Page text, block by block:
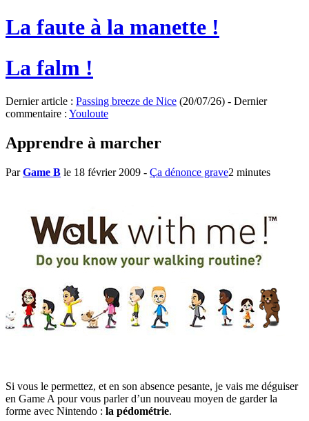
La faute à la manette !
La falm !
Dernier article : Passing breeze de Nice (20/07/26) - Dernier
commentaire : Youloute
Apprendre à marcher
ParGame B le 18 février 2009 - Ça dénonce grave2 minutes
Si vous le permettez, et en son absence pesante, je vais me déguiser
en Game A pour vous parler d’un nouveau moyen de garder la
forme avec Nintendo : la pédométrie.